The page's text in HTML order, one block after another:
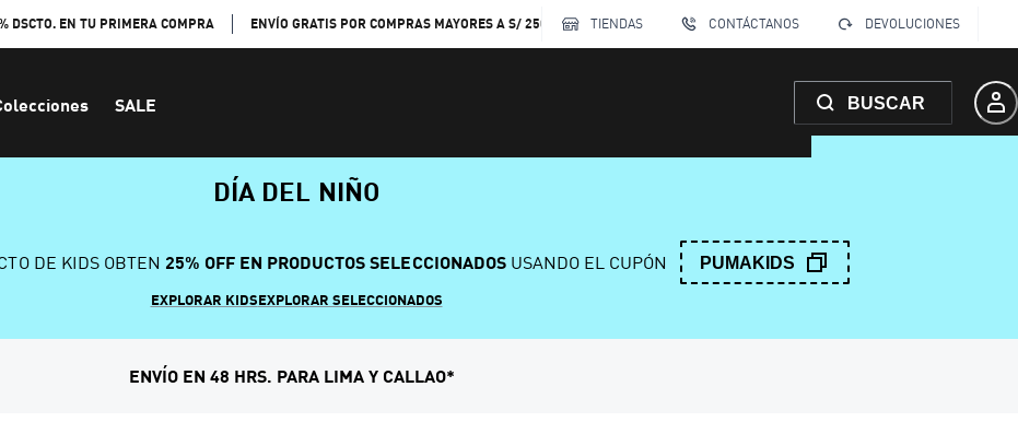
DSCTO. EN TU PRIMERA COMPRA ENVÍO GRATIS POR COMPRAS MAYORES A S/ 250 TIENDAS CONTÁCTANOS DEVOLUCIONES
SALE BUSCAR
DÍA DEL NIÑO
DE KIDS OBTEN 25% OFF EN PRODUCTOS SELECCIONADOSUSANDO EL CUPÓN PUMAKIDS
EXPLORAR KIDSEXPLORAR SELECCIONADOS
ENVÍO EN 48 HRS. PARA LIMA Y CALLAO*